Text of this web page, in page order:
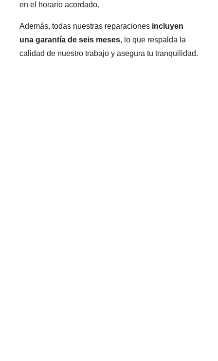
en el horario acordado.
Además, todas nuestras reparaciones incluyen
una garantía de seis meses, lo que respalda la
calidad de nuestro trabajo y asegura tu tranquilidad.